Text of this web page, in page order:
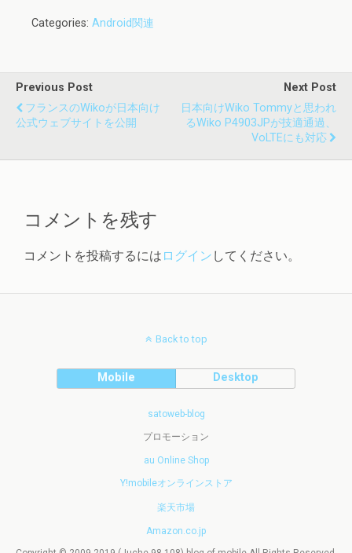
Categories: Android関連
Previous Post
フランスのWikoが日本向け
公式ウェブサイトを公開
Next Post
日本向けWiko Tommyと思われ
るWiko P4903JPが技適通過、
VoLTEにも対応
コメントを残す
コメントを投稿するには ログイン してください。
Back to top
Mobile Desktop
satoweb-blog
プロモーション
au Online Shop
Y!mobileオンラインストア
楽天市場
Amazon.co.jp